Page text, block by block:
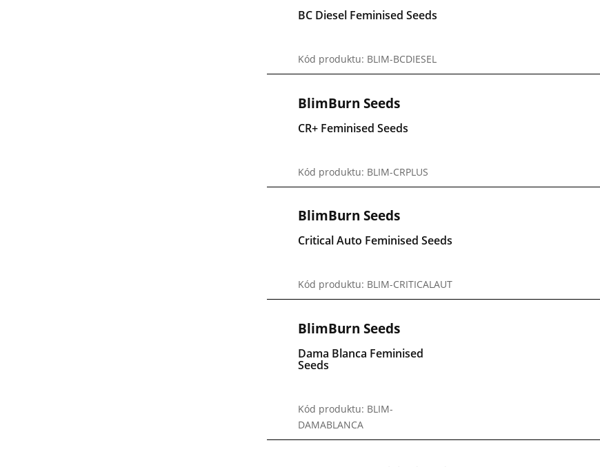
BC Diesel Feminised Seeds
Kód produktu: BLIM-BCDIESEL
BlimBurn Seeds
CR+ Feminised Seeds
Kód produktu: BLIM-CRPLUS
BlimBurn Seeds
Critical Auto Feminised Seeds
Kód produktu: BLIM-CRITICALAUT
BlimBurn Seeds
Dama Blanca Feminised
Seeds
Kód produktu: BLIM-
DAMABLANCA